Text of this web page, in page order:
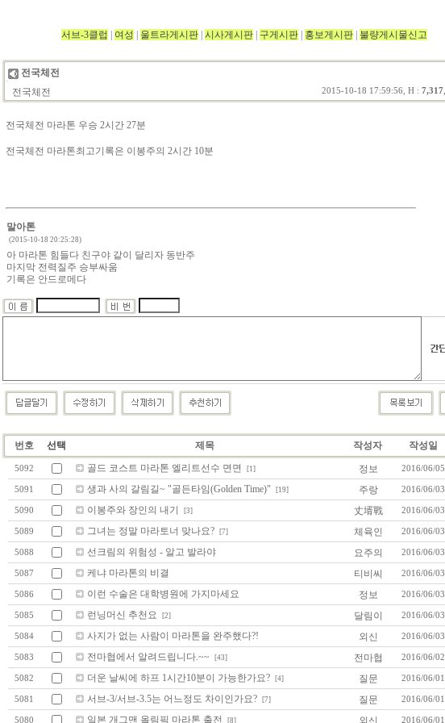
서브-3클럽 여성 울트라게시판 시사게시판 구게시판 홍보게시판
불량게시물신고
전국체전
전국체전
2015-10-18 17:59:56, H : 7,317
전국체전 마라톤 우승 2시간 27분
전국체전 마라톤최고기록은 이봉주의 2시간 10분
말아톤
(2015-10-18 20:25:28)
아 마라톤 힘들다 친구야 같이 달리자 동반주
마지막 전력질주 승부싸움
기록은 안드로메다
번호 선택 제목 작성자 작성일
5092 골드 코스트 마라톤 엘리트선수 면면 [1] 정보 2016/06/05
5091 생과 사의 갈림길~ "골든타임(Golden Time)" [19] 주랑 2016/06/03
5090 이봉주와 장인의 내기 [3] 丈壻戰 2016/06/03
5089 그녀는 정말 마라토너 맞나요? [7] 체육인 2016/06/03
5088 선크림의 위험성 - 알고 발라야 요주의 2016/06/03
5087 케냐 마라톤의 비결 티비씨 2016/06/03
5086 이런 수술은 대학병원에 가지마세요 정보 2016/06/03
5085 런닝머신 추천요 [2] 달림이 2016/06/03
5084 사지가 없는 사람이 마라톤을 완주했다?! 외신 2016/06/03
5083 전마협에서 알려드립니다.~~ [43] 전마협 2016/06/02
5082 더운 날씨에 하프 1시간10분이 가능한가요? [4] 질문 2016/06/01
5081 서브-3/서브-3.5는 어느정도 차이인가요? [7] 질문 2016/06/01
5080 일본 개그맨 올림픽 마라톤 출전 [8] 외신 2016/06/01